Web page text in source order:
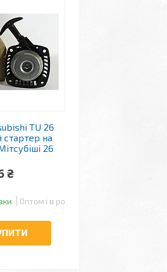
TU 26
стартер на
26
₴
Оптом і в роздріб